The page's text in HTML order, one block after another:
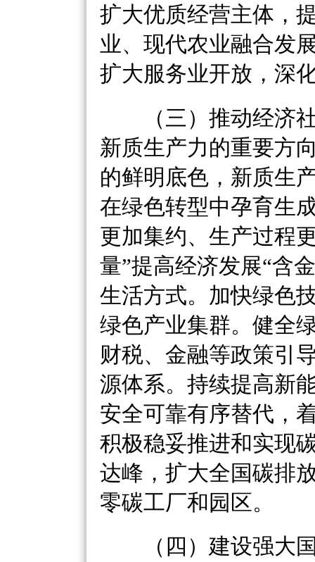
扩大优质经营主体，
业、现代农业融合发
扩大服务业开放，深
（三）推动经济社
新质生产力的重要方
的鲜明底色，新质生
在绿色转型中孕育生
更加集约、生产过程
量”提高经济发展“含
生活方式。加快绿色
绿色产业集群。健全
财税、金融等政策引
源体系。持续提高新
安全可靠有序替代，
积极稳妥推进和实现
达峰，扩大全国碳排
零碳工厂和园区。
（四）建设强大国